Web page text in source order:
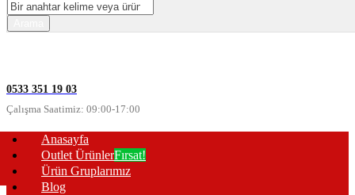
0533 351 19 03
Çalışma Saatimiz: 09:00-17:00
Anasayfa
Outlet ÜrünlerFırsat!
Ürün Gruplarımız
Blog